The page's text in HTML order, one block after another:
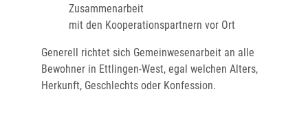
Zusammenarbeit
mit den Kooperationspartnern vor Ort
Generell richtet sich Gemeinwesenarbeit an alle
Bewohner in Ettlingen-West, egal welchen Alters,
Herkunft, Geschlechts oder Konfession.